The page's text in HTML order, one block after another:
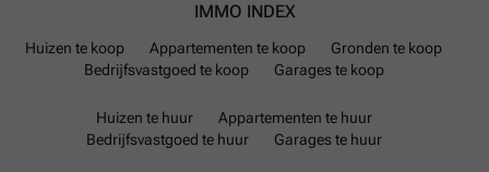
IMMO INDEX
Huizen te koop Appartementen te koop
Gronden te koop
Bedrijfsvastgoed te koop
Garages te koop
Huizen te huur
Appartementen te huur
Bedrijfsvastgoed te huur
Garages te huur